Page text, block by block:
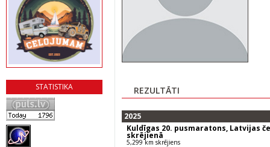
STATISTIKA REZULTĀTI
2025
Kuldīgas 20. pusmaratons, Latvijas
skrējienā
5,299 km skrējiens